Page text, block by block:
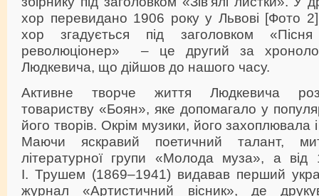
хор перевидано 1906 року у Львові [Фото
хор згадується під заголовком
революціонер» – це другий за
Людкевича, що дійшов до нашого часу.
Активне творче життя Людкевича
товариству «Боян», яке допомагало у
його творів. Окрім музики, його захоплювала
Маючи яскравий поетичний талант,
літературної групи «Молода муза», а
І. Трушем (1869–1941) видавав перший
журнал «Артистичний вісник», де